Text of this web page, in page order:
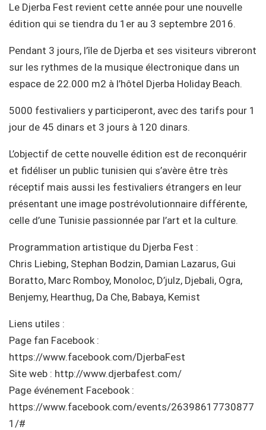
Le Djerba Fest revient cette année pour une nouvelle
édition qui se tiendra du 1er au 3 septembre 2016.
Pendant 3 jours, l’île de Djerba et ses visiteurs vibreront
sur les rythmes de la musique électronique dans un
espace de 22.000 m2 à l’hôtel Djerba Holiday Beach.
5000 festivaliers y participeront, avec des tarifs pour 1
jour de 45 dinars et 3 jours à 120 dinars.
L’objectif de cette nouvelle édition est de reconquérir
et fidéliser un public tunisien qui s’avère être très
réceptif mais aussi les festivaliers étrangers en leur
présentant une image postrévolutionnaire différente,
celle d’une Tunisie passionnée par l’art et la culture.
Programmation artistique du Djerba Fest :
Chris Liebing, Stephan Bodzin, Damian Lazarus, Gui
Boratto, Marc Romboy, Monoloc, D’julz, Djebali, Ogra,
Benjemy, Hearthug, Da Che, Babaya, Kemist
Liens utiles :
Page fan Facebook :
https://www.facebook.com/DjerbaFest
Site web : http://www.djerbafest.com/
Page événement Facebook :
https://www.facebook.com/events/26398617730877
1/#